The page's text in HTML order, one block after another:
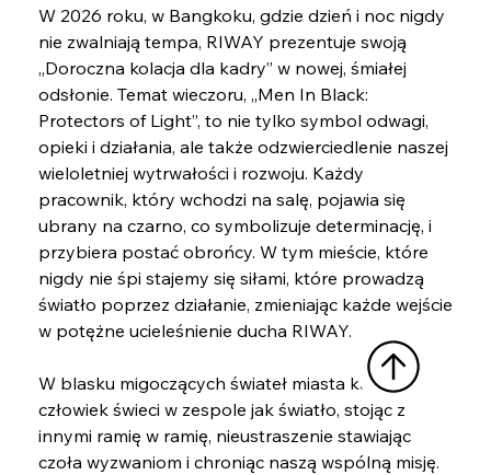
W 2026 roku, w Bangkoku, gdzie dzień i noc nigdy
nie zwalniają tempa, RIWAY prezentuje swoją
„Doroczna kolacja dla kadry” w nowej, śmiałej
odsłonie. Temat wieczoru, „Men In Black:
Protectors of Light”, to nie tylko symbol odwagi,
opieki i działania, ale także odzwierciedlenie naszej
wieloletniej wytrwałości i rozwoju. Każdy
pracownik, który wchodzi na salę, pojawia się
ubrany na czarno, co symbolizuje determinację, i
przybiera postać obrońcy. W tym mieście, które
nigdy nie śpi stajemy się siłami, które prowadzą
światło poprzez działanie, zmieniając każde wejście
w potężne ucieleśnienie ducha RIWAY.
W blasku migoczących świateł miasta każdy
człowiek świeci w zespole jak światło, stojąc z
innymi ramię w ramię, nieustraszenie stawiając
czoła wyzwaniom i chroniąc naszą wspólną misję.